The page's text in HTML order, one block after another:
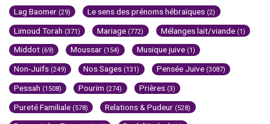
Lag Baomer (29) Le sens des prénoms hébraïques (2)
Limoud Torah (371) Mariage (772) Mélanges lait/viande (1)
Middot (69) Moussar (154) Musique juive (1)
Non-Juifs (249) Nos Sages (131) Pensée Juive (3087)
Pessah (1508) Pourim (274) Prières (3)
Pureté Familiale (578) Relations & Pudeur (528)